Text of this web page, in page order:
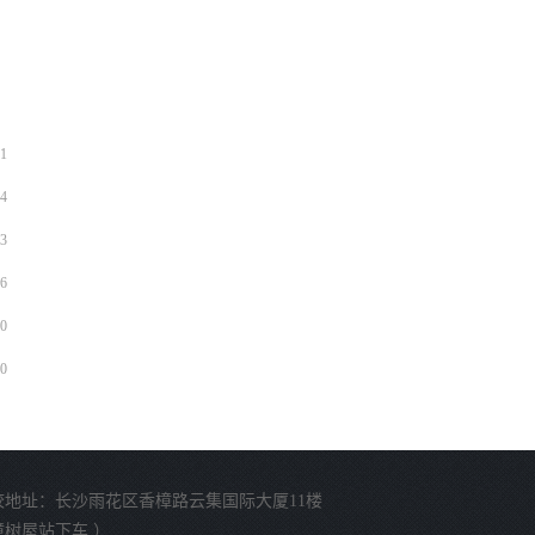
地址：长沙雨花区香樟路云集国际大厦11楼
屋站下车 ）